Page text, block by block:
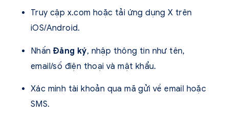
Truy cập x.com hoặc tải ứng dụng X trên
iOS/Android.
Nhấn Đăng ký, nhập thông tin như tên,
email/số điện thoại và mật khẩu.
Xác minh tài khoản qua mã gửi về email hoặc
SMS.